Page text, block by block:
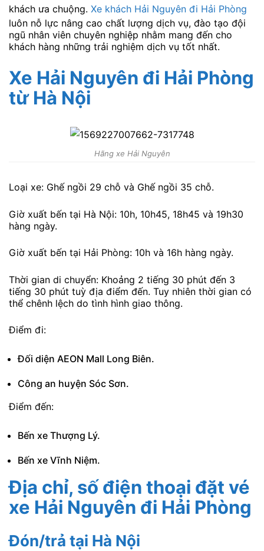
khách ưa chuộng. Xe khách Hải Nguyên đi Hải Phòng
luôn nỗ lực nâng cao chất lượng dịch vụ, đào tạo đội
ngũ nhân viên chuyên nghiệp nhằm mang đến cho
khách hàng những trải nghiệm dịch vụ tốt nhất.
Xe Hải Nguyên đi Hải Phòng
từ Hà Nội
Hãng xe Hải Nguyên
Loại xe: Ghế ngồi 29 chỗ và Ghế ngồi 35 chỗ.
Giờ xuất bến tại Hà Nội: 10h, 10h45, 18h45 và 19h30
hàng ngày.
Giờ xuất bến tại Hải Phòng: 10h và 16h hàng ngày.
Thời gian di chuyển: Khoảng 2 tiếng 30 phút đến 3
tiếng 30 phút tuỳ địa điểm đến. Tuy nhiên thời gian có
thể chênh lệch do tình hình giao thông.
Điểm đi:
Đối diện AEON Mall Long Biên.
Công an huyện Sóc Sơn.
Điểm đến:
Bến xe Thượng Lý.
Bến xe Vĩnh Niệm.
Địa chỉ, số điện thoại đặt vé
xe Hải Nguyên đi Hải Phòng
Đón/trả tại Hà Nội